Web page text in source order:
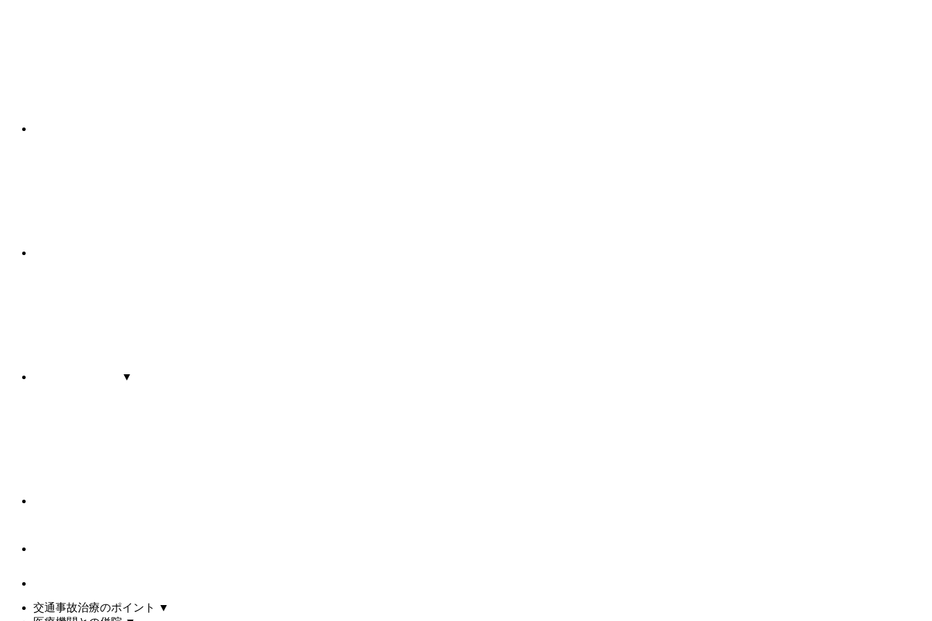
▼
交通事故治療のポイント
▼